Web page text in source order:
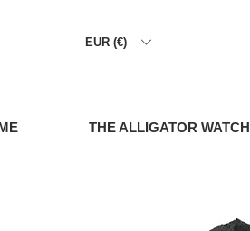
EUR (€)
THE ALLIGATOR WATCH